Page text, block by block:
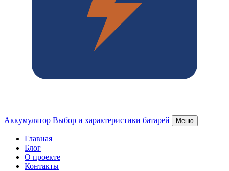
Аккумулятор Выбор и характеристики батарей Меню
Главная
Блог
О проекте
Контакты